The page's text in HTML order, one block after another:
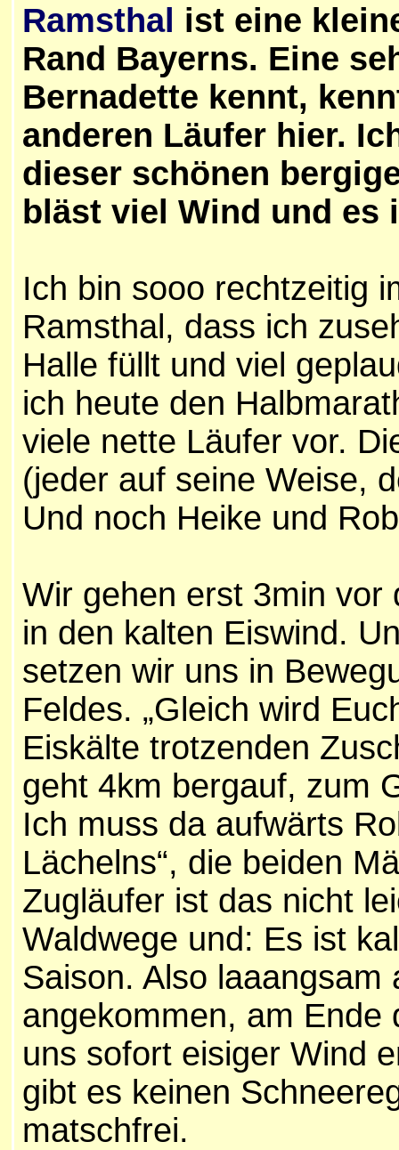
Ramsthal ist eine
Rand Bayerns. Eine
Bernadette kennt,
anderen Läufer hier.
dieser schönen
bläst viel Wind und es
Ich bin sooo rechtzeitig
Ramsthal, dass ich
Halle füllt und viel
ich heute den
viele nette Läufer vor.
(jeder auf seine Weise,
Und noch Heike und
Wir gehen erst 3min
in den kalten Eiswind.
setzen wir uns in
Feldes. „Gleich wird
Eiskälte trotzenden
geht 4km bergauf, zum
Ich muss da aufwärts
Lächelns“, die beiden
Zugläufer ist das nicht
Waldwege und: Es ist
Saison. Also laaangsam
angekommen, am Ende
uns sofort eisiger Wind
gibt es keinen
matschfrei.